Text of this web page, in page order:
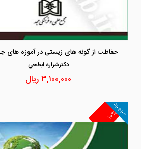
دكترشراره ابطحي
۳,۱۰۰,۰۰۰ریال
۱۰%
موجود